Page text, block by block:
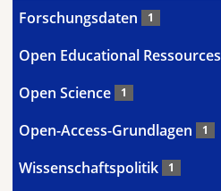
Forschungsdaten 1
Open Educational Ressources
Open Science 1
Open-Access-Grundlagen 1
Wissenschaftspolitik 1